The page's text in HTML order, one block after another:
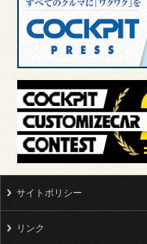
サイトポリシー
リンク